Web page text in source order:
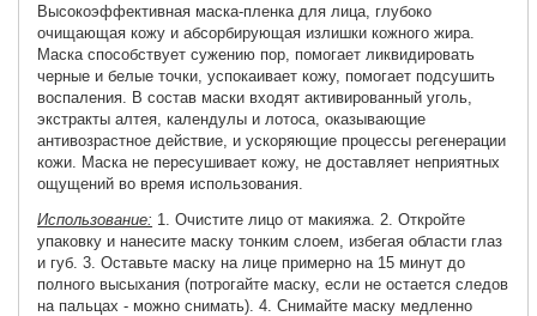
Высокоэффективная маска-пленка для лица , глубоко
очищающая кожу и абсорбирующая излишки кожного жира.
Маска способствует сужению пор, помогает ликвидировать
черные и белые точки, успокаивает кожу, помогает подсушить
воспаления. В состав маски входят активированный уголь,
экстракты алтея, календулы и лотоса, оказывающие
антивозрастное действие, и ускоряющие процессы регенерации
кожи. Маска не пересушивает кожу, не доставляет неприятных
ощущений во время использования.
Использование: 1. Очистите лицо от макияжа. 2. Откройте
упаковку и нанесите маску тонким слоем, избегая области глаз
и губ. 3. Оставьте маску на лице примерно на 15 минут до
полного высыхания (потрогайте маску, если не остается следов
на пальцах - можно снимать). 4. Снимайте маску медленно